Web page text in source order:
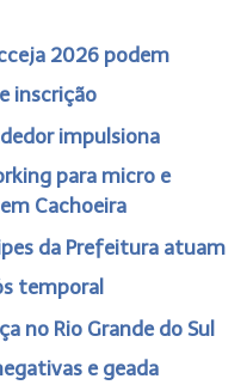
2026 podem
inscrição
impulsiona
para micro e
Cachoeira
da Prefeitura atuam
temporal
no Rio Grande do Sul
e geada